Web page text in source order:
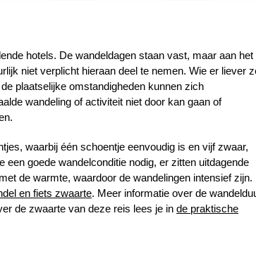
hotels. De wandeldagen staan vast, maar aan het
niet verplicht hieraan deel te nemen. Wie er liever
plaatselijke omstandigheden kunnen zich
wandeling of activiteit niet door kan gaan of
waarbij één schoentje eenvoudig is en vijf zwaar,
een goede wandelconditie nodig, er zitten uitdagende
de warmte, waardoor de wandelingen intensief zijn.
en fiets zwaarte. Meer informatie over de
de zwaarte van deze reis lees je in de praktische